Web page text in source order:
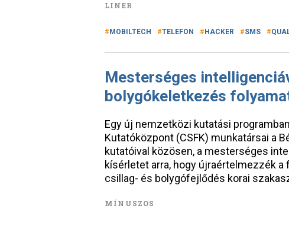
LINER
MOBILTECH TELEFON HACKER SMS
Mesterséges
bolygókeletkezés
Egy új nemzetközi kutatási
Kutatóközpont (CSFK) munkatársai a
kutatóival közösen, a mesterséges
kísérletet arra, hogy újraértelmezzék
csillag- és bolygófejlődés korai
MÍNUSZOS